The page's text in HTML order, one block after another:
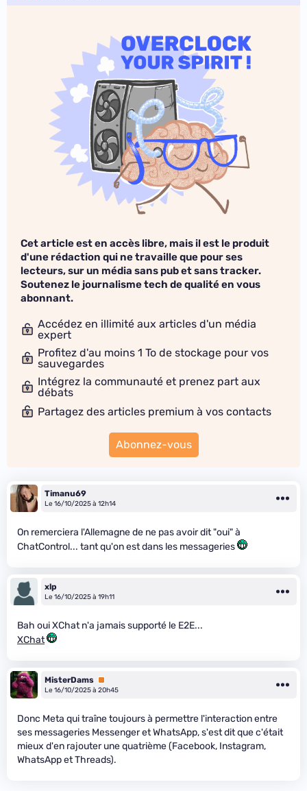
Cet article est en accès libre, mais il est le produit
d'une rédaction qui ne travaille que pour ses
lecteurs, sur un média sans pub et sans tracker.
Soutenez le journalisme tech de qualité en vous
abonnant.
Accédez en illimité aux articles d'un média
expert
Profitez d'au moins 1 To de stockage pour vos
sauvegardes
Intégrez la communauté et prenez part aux
débats
Partagez des articles premium à vos contacts
Abonnez-vous
Timanu69
Le 16/10/2025 à 12h14
On remerciera l'Allemagne de ne pas avoir dit "oui" à
ChatControl... tant qu'on est dans les messageries
xlp
Le 16/10/2025 à 19h11
Bah oui XChat n'a jamais supporté le E2E...
XChat
MisterDams Premium
Le 16/10/2025 à 20h45
Donc Meta qui traîne toujours à permettre l'interaction entre
ses messageries Messenger et WhatsApp, s'est dit que c'était
mieux d'en rajouter une quatrième (Facebook, Instagram,
WhatsApp et Threads).